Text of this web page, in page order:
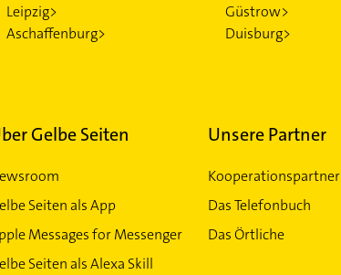
Leipzig> Güstrow>
Aschaffenburg> Duisburg>
Gelbe Seiten
Seiten als App
Messages for Messenger
Seiten als Alexa Skill
Unsere Partner
Kooperationspartner
Das Telefonbuch
Das Örtliche